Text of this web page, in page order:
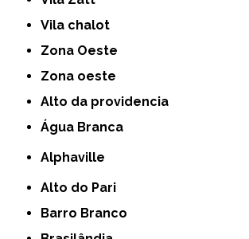
Vila chalot
Zona Oeste
Zona oeste
alto da providencia
Água Branca
Alphaville
Alto do Pari
Barro Branco